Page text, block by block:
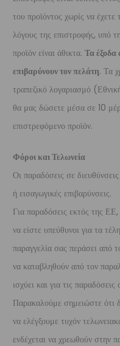
του προϊόντος χωρίς να
λόγους της επιστροφής, υπό
προϊόν είναι άθικτα. Τα έξοδα
επιβαρύνουν τον πελάτη. Τα
τραπεζικό λογαριασμό
θα μας δώσετε μέσα σε 10
επιστρεφόμενο προϊόν.
Φόροι και Τελωνεία
Οι παραδόσεις σε
ή εισαγωγικές επιβαρύνσεις.
Για παραδόσεις εκτός της
να είστε υπεύθυνοι για τα
παραγγελία σας περάσει από
να καταβληθούν από τον
ισχύει και για τις
Παρακαλούμε σημειώστε ότι
να ελέγξουμε τυχόν
ενδέχεται να χρεωθούν στην